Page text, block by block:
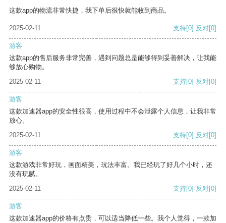
这款app的物流非常快捷，我下单后很快就能收到商品。
2025-02-11 支持[0] 反对[0]
游客
这款app的售后服务非常完善，遇到问题总是能够得到妥善解决，让我能
够放心购物。
2025-02-11
支持[0] 反对[0]
游客
这款加速器app的安全性很高，使用过程中不会泄露个人信息，让我非常
放心。
2025-02-11
支持[0] 反对[0]
游客
这款游戏非常好玩，画面精美，玩法丰富。我已经玩了好几个小时，还
没有玩腻。
2025-02-11
支持[0] 反对[0]
游客
这款加速器app的价格有点贵，可以适当降低一些。我个人觉得，一款加